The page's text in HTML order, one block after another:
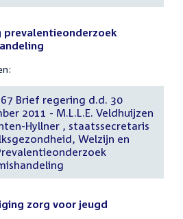
prevalentieonderzoek
Brief regering d.d. 30
2011 - M.L.L.E. Veldhuijzen
Hyllner , staatssecretaris
Welzijn en
zorg voor jeugd